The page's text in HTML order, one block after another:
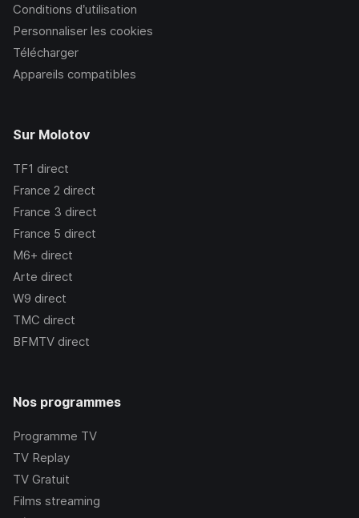
Conditions d’utilisation
Personnaliser les cookies
Télécharger
Appareils compatibles
Sur Molotov
TF1 direct
France 2 direct
France 3 direct
France 5 direct
M6+ direct
Arte direct
W9 direct
TMC direct
BFMTV direct
Nos programmes
Programme TV
TV Replay
TV Gratuit
Films streaming